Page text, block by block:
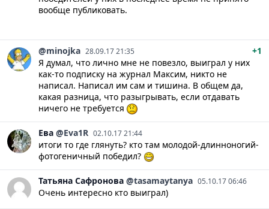
вообще публиковать.
@minojka 28.09.17 21:35
+1
Я думал, что лично мне не повезло, выиграл у них
как-то подписку на журнал Максим, никто не
написал. Написал им сам и тишина. В общем да,
какая разница, что разыгрывать, если отдавать
ничего не требуется
Ева @Eva1R 02.10.17 21:44
итоги то где глянуть? кто там молодой-длинноногий-
фотогеничный победил?
Татьяна Сафронова @tasamaytanya 05.10.17 06:46
Очень интересно кто выиграл)